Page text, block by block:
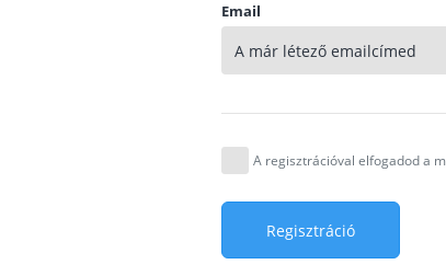
Email
A regisztrációval elfogadod a
Regisztráció